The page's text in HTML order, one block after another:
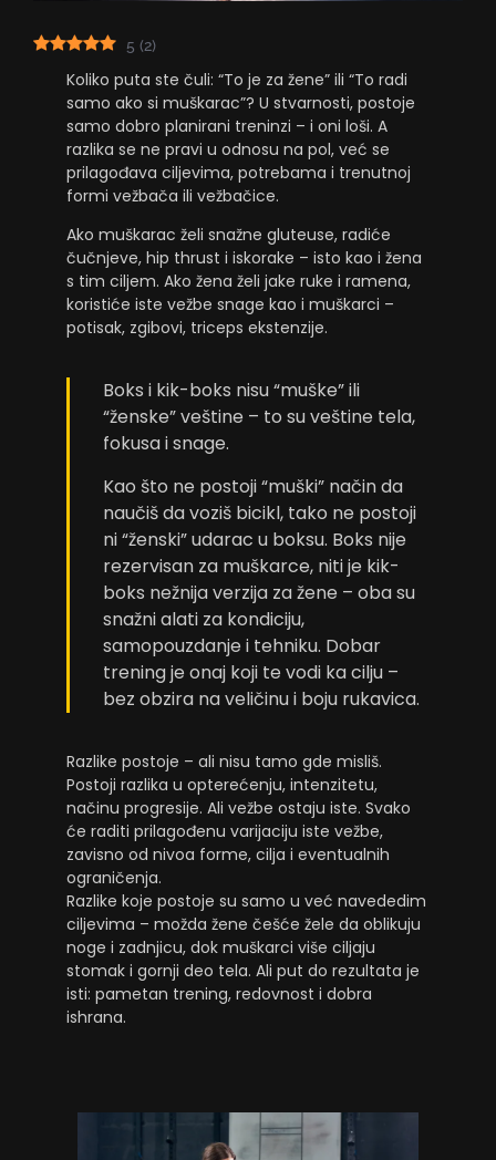
5 (2)
Koliko puta ste čuli: “To je za žene” ili “To radi
samo ako si muškarac”? U stvarnosti, postoje
samo dobro planirani treninzi – i oni loši. A
razlika se ne pravi u odnosu na pol, već se
prilagođava ciljevima, potrebama i trenutnoj
formi vežbača ili vežbačice.
Ako muškarac želi snažne gluteuse, radiće
čučnjeve, hip thrust i iskorake – isto kao i žena
s tim ciljem. Ako žena želi jake ruke i ramena,
koristiće iste vežbe snage kao i muškarci –
potisak, zgibovi, triceps ekstenzije.
Boks i kik-boks nisu “muške” ili
“ženske” veštine – to su veštine tela,
fokusa i snage.
Kao što ne postoji “muški” način da
naučiš da voziš bicikl, tako ne postoji
ni “ženski” udarac u boksu. Boks nije
rezervisan za muškarce, niti je kik-
boks nežnija verzija za žene – oba su
snažni alati za kondiciju,
samopouzdanje i tehniku. Dobar
trening je onaj koji te vodi ka cilju –
bez obzira na veličinu i boju rukavica.
Razlike postoje – ali nisu tamo gde misliš.
Postoji razlika u opterećenju, intenzitetu,
načinu progresije. Ali vežbe ostaju iste. Svako
će raditi prilagođenu varijaciju iste vežbe,
zavisno od nivoa forme, cilja i eventualnih
ograničenja.
Razlike koje postoje su samo u već navededim
ciljevima – možda žene češće žele da oblikuju
noge i zadnjicu, dok muškarci više ciljaju
stomak i gornji deo tela. Ali put do rezultata je
isti: pametan trening, redovnost i dobra
ishrana.